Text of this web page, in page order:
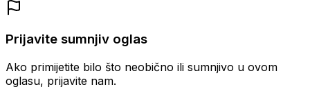
Prijavite sumnjiv oglas
Ako primijetite bilo što neobično ili sumnjivo u ovom
oglasu, prijavite nam.